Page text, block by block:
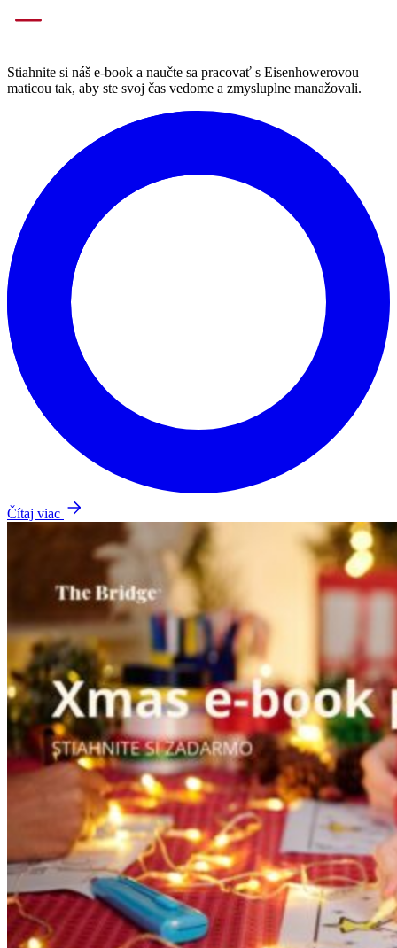
Stiahnite si náš e-book a naučte sa pracovať s Eisenhowerovou
maticou tak, aby ste svoj čas vedome a zmysluplne manažovali.
Čítaj viac